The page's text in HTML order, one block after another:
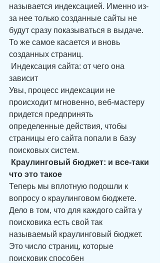
называется индексацией. Именно из-
за нее только созданные сайты не
будут сразу показываться в выдаче.
То же самое касается и вновь
созданных страниц.
зависит
Увы, процесс индексации не
происходит мгновенно, веб-мастеру
придется предпринять
определенные действия, чтобы
страницы его сайта попали в базу
поисковых систем.
что это такое
Теперь мы вплотную подошли к
вопросу о краулинговом бюджете.
Дело в том, что для каждого сайта у
поисковика есть свой так
называемый краулинговый бюджет.
Это число страниц, которые
поисковик способен